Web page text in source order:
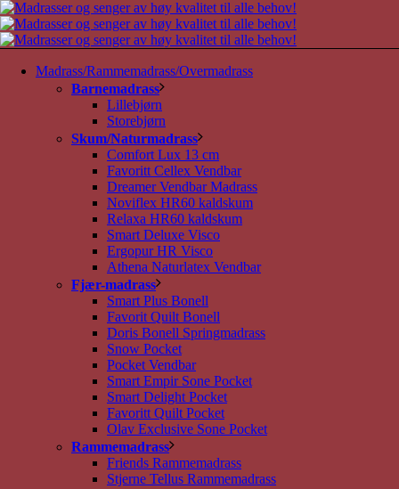
Madrass/Rammemadrass/Overmadrass
Barnemadrass
Lillebjørn
Storebjørn
Skum/Naturmadrass
Comfort Lux 13 cm
Favoritt Cellex Vendbar
Dreamer Vendbar Madrass
Noviflex HR60 kaldskum
Relaxa HR60 kaldskum
Smart Deluxe Visco
Ergopur HR Visco
Athena Naturlatex Vendbar
Fjær-madrass
Smart Plus Bonell
Favorit Quilt Bonell
Doris Bonell Springmadrass
Snow Pocket
Pocket Vendbar
Smart Empir Sone Pocket
Smart Delight Pocket
Favoritt Quilt Pocket
Olav Exclusive Sone Pocket
Rammemadrass
Friends Rammemadrass
Stjerne Tellus Rammemadrass